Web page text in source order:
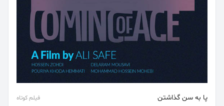
پا به سن گذاشتن فیلم کوتاه